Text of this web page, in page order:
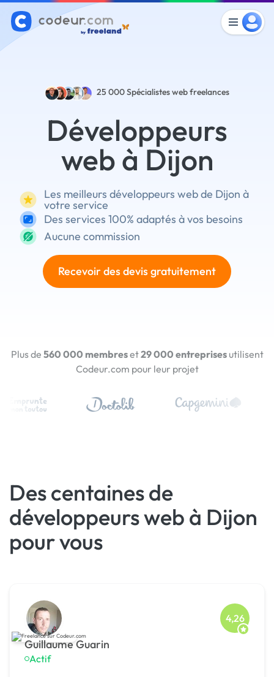
25 000Spécialistes web freelances
Développeurs
web à Dijon
Les meilleurs développeurs web de Dijon à
votre service
Des services 100% adaptés à vos besoins
Aucune commission
Recevoir des devis gratuitement
Plus de 560 000 membreset29 000 entreprisesutilisent
Codeur.com pour leur projet
Des centaines de
développeurs web à Dijon
pour vous
Guillaume Guarin
Actif
4,26